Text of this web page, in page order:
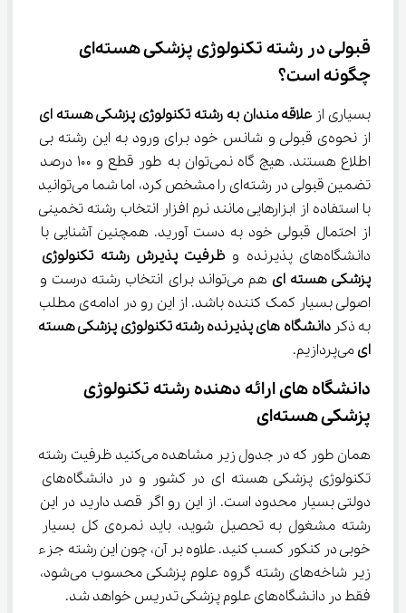
قبولی در رشته تکنولوژی پزشکی هسته‌ای
چگونه است؟
بسیاری از علاقه مندان به رشته تکنولوژی پزشکی هسته ای
از نحوه‌ی قبولی و شانس خود برای ورود به این رشته بی
اطلاع هستند. هیچ گاه نمی‌توان به طور قطع و ۱۰۰ درصد
تضمین قبولی در رشته‌ای را مشخص کرد، اما شما می‌توانید
با استفاده از ابزارهایی مانند نرم افزار انتخاب رشته تخمینی
از احتمال قبولی خود به دست آورید. همچنین آشنایی با
دانشگاه‌های پذیرنده و
ظرفیت پذیرش رشته تکنولوژی
پزشکی هسته ای
هم می‌تواند برای انتخاب رشته درست و
اصولی بسیار کمک کننده باشد. از این رو در ادامه‌ی مطلب
به ذکر دانشگاه های پذیرنده رشته تکنولوژی پزشکی هسته
ای می‌پردازیم.
دانشگاه های ارائه دهنده رشته تکنولوژی
پزشکی هسته‌ای
همان طور که در جدول زیر مشاهده می‌کنید ظرفیت رشته
تکنولوژی پزشکی هسته ای در کشور و در دانشگاه‌های
دولتی بسیار محدود است. از این رو اگر قصد دارید در این
رشته مشغول به تحصیل شوید، باید نمره‌ی کل بسیار
خوبی در کنکور کسب کنید. علاوه بر آن، چون این رشته جزء
زیر شاخه‌های رشته گروه علوم پزشکی محسوب می‌شود،
فقط در دانشگاه‌‌های علوم پزشکی تدریس خواهد شد.